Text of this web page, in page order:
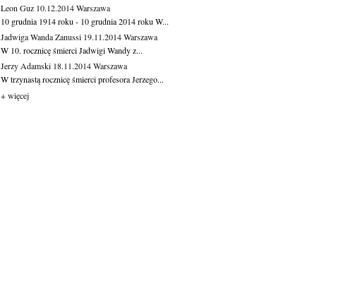
Leon Guz 10.12.2014Warszawa
10 grudnia 1914 roku - 10 grudnia 2014 roku W...
Jadwiga Wanda Zanussi 19.11.2014Warszawa
W 10. rocznicę śmierci Jadwigi Wandy z...
Jerzy Adamski 18.11.2014Warszawa
W trzynastą rocznicę śmierci profesora Jerzego...
+ więcej